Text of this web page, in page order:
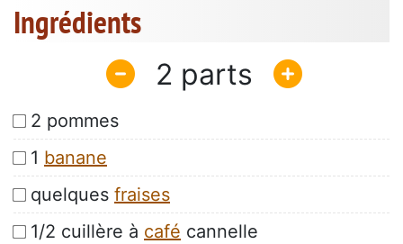
Ingrédients
2
2 pommes
1 banane
quelques fraises
1/2 cuillère à café cannelle